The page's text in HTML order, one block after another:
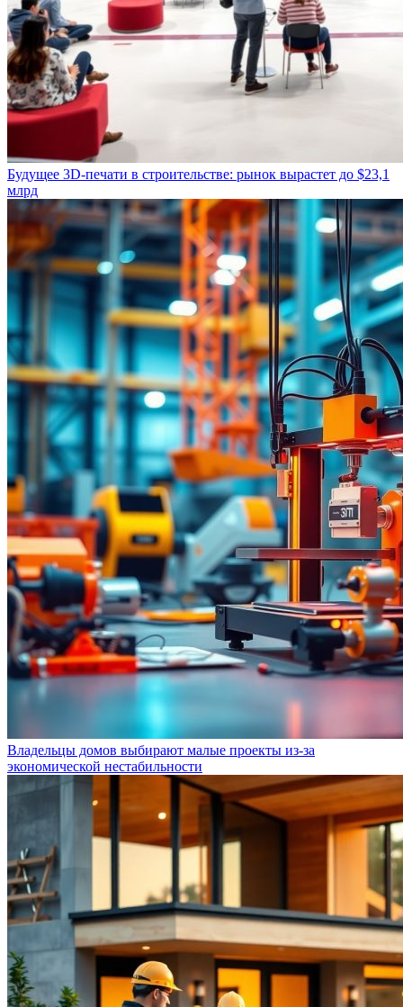
Будущее 3D-печати в строительстве: рынок вырастет до $23,1
млрд
Владельцы домов выбирают малые проекты из-за
экономической нестабильности